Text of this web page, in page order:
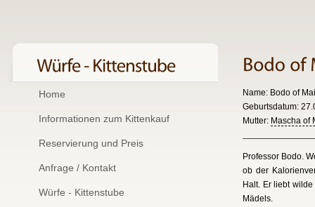
Name: Bodo of
Geburtsdatum:
Mutter: Mascha of
Professor Bodo.
ob der
Halt. Er liebt
Mädels.
Home
Informationen zum Kittenkauf
Reservierung und Preis
Anfrage / Kontakt
Würfe - Kittenstube